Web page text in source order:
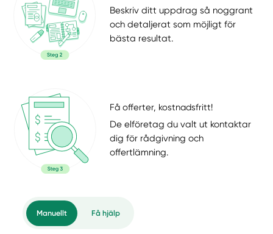
Beskriv ditt uppdrag så noggrant
och detaljerat som möjligt för
bästa resultat.
Få offerter, kostnadsfritt!
De elföretag du valt ut kontaktar
dig för rådgivning och
offertlämning.